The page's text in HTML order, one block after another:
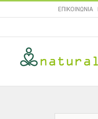
to
ΕΠΙΚΟΙΝΩΝΙΑ|